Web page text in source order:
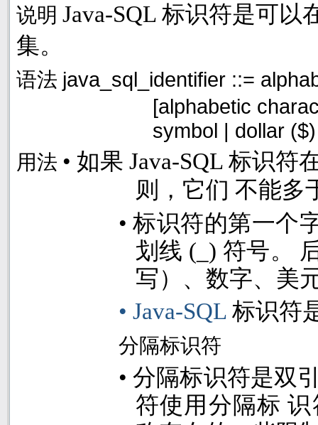
说明 Java-SQL 标识符是可以
集。
语法 java_sql_identifier ::=
[alphabetic
symbol | dollar
用法 • 如果 Java-SQL 标识符
则，它们 不能多
•标识符的第一个
划线 (_) 符号。
写）、数字、美
• Java-SQL 标识符
分隔标识符
•分隔标识符是双
符使用分隔标